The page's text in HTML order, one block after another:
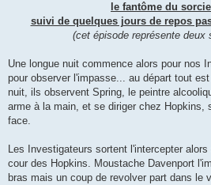
le fantôme du
suivi de quelques jours de repos
(cet épisode représente deux
Une longue nuit commence alors pour nos
pour observer l'impasse... au départ tout
nuit, ils observent Spring, le peintre
arme à la main, et se diriger chez Hopkins,
face.
Les Investigateurs sortent l'intercepter
cour des Hopkins. Moustache Davenport
bras mais un coup de revolver part dans le